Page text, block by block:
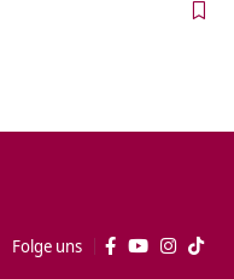
Folge uns